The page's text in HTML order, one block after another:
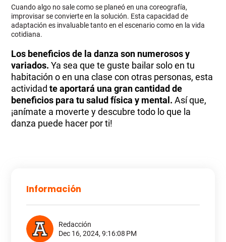
Cuando algo no sale como se planeó en una coreografía,
improvisar se convierte en la solución. Esta capacidad de
adaptación es invaluable tanto en el escenario como en la vida
cotidiana.
Los beneficios de la danza son numerosos y
variados.Ya sea que te guste bailar solo en tu
habitación o en una clase con otras personas, esta
actividadte aportará una gran cantidad de
beneficios para tu salud física y mental. Así que,
¡anímate a moverte y descubre todo lo que la
danza puede hacer por ti!
Información
Redacción
Dec 16, 2024, 9:16:08 PM